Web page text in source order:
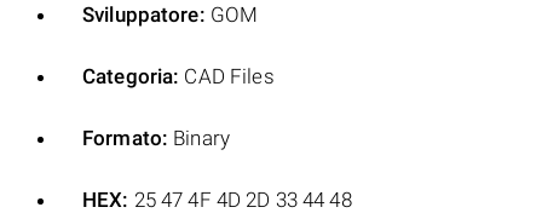
Sviluppatore: GOM
Categoria: CAD Files
Formato: Binary
HEX: 25 47 4F 4D 2D 33 44 48